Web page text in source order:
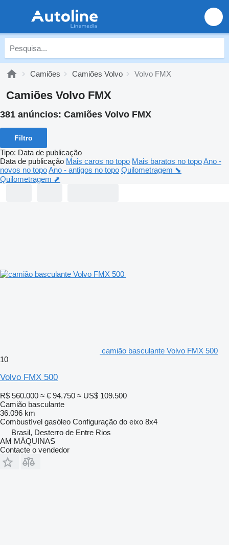
Camiões Camiões Volvo Volvo FMX
Camiões Volvo FMX
381 anúncios: Camiões Volvo FMX
Filtro
Tipo: Data de publicação
Data de publicação Mais caros no topo Mais baratos no topoAno -
novos no topoAno - antigos no topo Quilometragem ⬊
Quilometragem ⬈
camião basculante Volvo FMX 500
10
Volvo FMX 500
R$ 560.000 ≈ € 94.750 ≈ US$ 109.500
Camião basculante
36.096 km
Combustível gasóleo Configuração do eixo 8x4
Brasil, Desterro de Entre Rios
AM MÁQUINAS
Contacte o vendedor